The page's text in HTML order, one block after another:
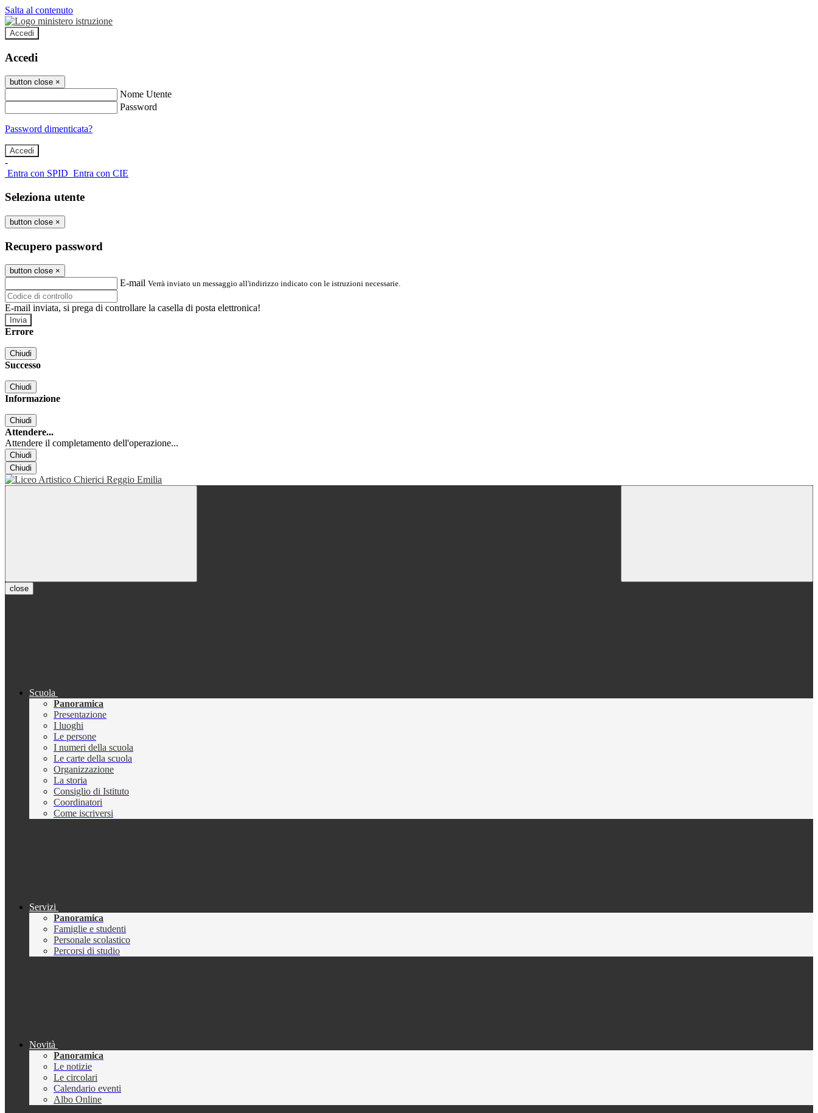
Salta al contenuto
Accedi
Accedi
button close ×
Nome Utente
Password
Password dimenticata?
-
Entra con SPID Entra con CIE
Seleziona utente
button close ×
Recupero password
button close ×
E-mail Verrà inviato un messaggio all'indirizzo indicato con le istruzioni necessarie.
E-mail inviata, si prega di controllare la casella di posta elettronica!
Errore
Chiudi
Successo
Chiudi
Informazione
Chiudi
Attendere...
Attendere il completamento dell'operazione...
Chiudi
Chiudi
close
Scuola
Panoramica
Presentazione
I luoghi
Le persone
I numeri della scuola
Le carte della scuola
Organizzazione
La storia
Consiglio di Istituto
Coordinatori
Come iscriversi
Servizi
Panoramica
Famiglie e studenti
Personale scolastico
Percorsi di studio
Novità
Panoramica
Le notizie
Le circolari
Calendario eventi
Albo Online